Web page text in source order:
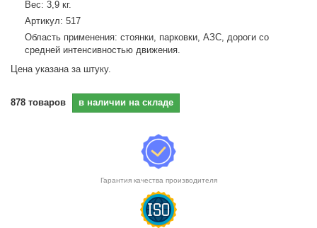
Вес: 3,9 кг.
Артикул: 517
Область применения: стоянки, парковки, АЗС, дороги со
средней интенсивностью движения.
Цена указана за штуку.
878 товаров в наличии на складе
Гарантия качества производителя